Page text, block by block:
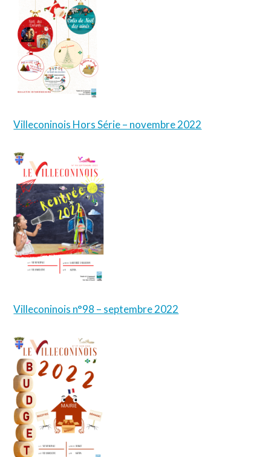
Villeconinois Hors Série – novembre 2022
Villeconinois n°98 – septembre 2022